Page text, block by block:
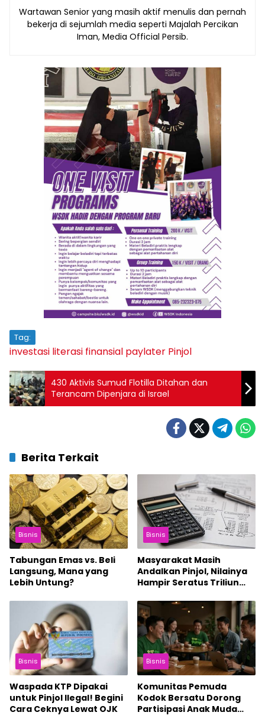
Wartawan Senior yang masih aktif menulis dan pernah
bekerja di sejumlah media seperti Majalah Percikan
Iman, Media Official Persib.
Tag:
investasi literasi finansial paylater Pinjol
430 Aktivis Sumud Flotilla Ditahan dan
Terancam Dipenjara di Israel
Berita Terkait
Bisnis
Tabungan Emas vs. Beli
Langsung, Mana yang
Lebih Untung?
Bisnis
Masyarakat Masih
Andalkan Pinjol, Nilainya
Hampir Seratus Triliun
Bisnis
Waspada KTP Dipakai
untuk Pinjol Ilegal! Begini
Cara Ceknya Lewat OJK
Bisnis
Komunitas Pemuda
Kodok Bersatu Dorong
Partisipasi Anak Muda